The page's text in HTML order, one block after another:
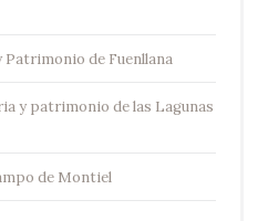
Patrimonio de Fuenllana
y patrimonio de las Lagunas
de Montiel